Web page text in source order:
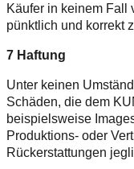
Käufer in keinem Fall
pünktlich und korrekt
7 Haftung
Unter keinen
Schäden, die dem
beispielsweise
Produktions- oder
Rückerstattungen